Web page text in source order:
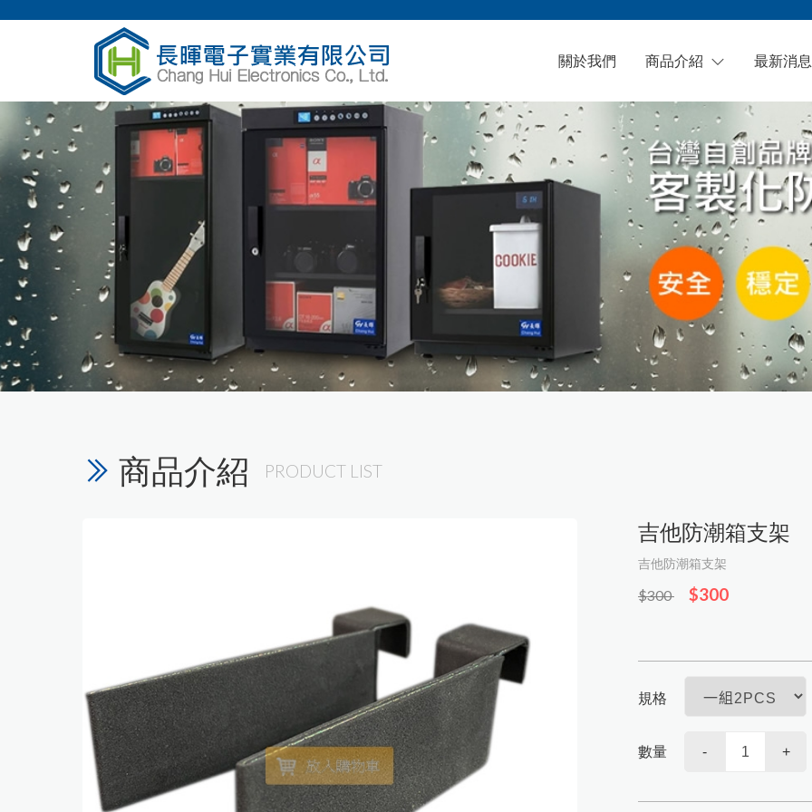
關於我們 商品介紹
防潮箱（櫃）
可調式防潮箱(櫃)
觸控式防潮箱(櫃)
物理式防潮箱(櫃)
樂器防潮箱
工業級低濕防潮箱(櫃)
客製化防潮箱(櫃)
自行車配件
最新消息
商品介紹 PRODUCT LIST
吉他防潮箱支架
吉他防潮箱支架
$300 $300
規格
數量 - +